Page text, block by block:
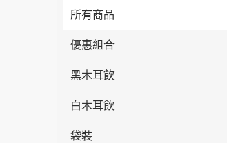
所有商品
優惠組合
黑木耳飲
白木耳飲
袋裝